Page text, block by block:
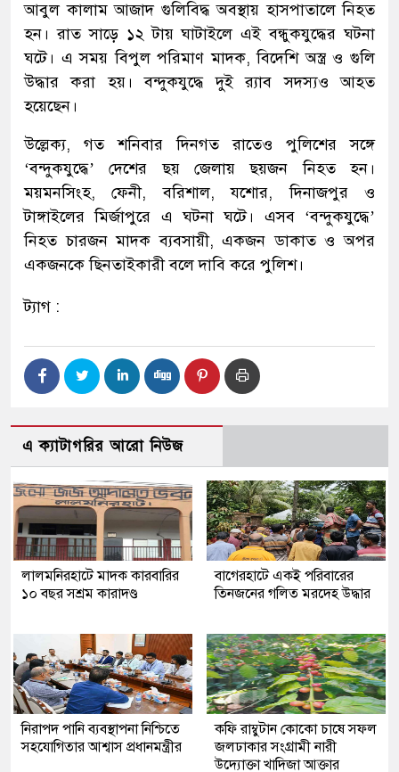
আবুল কালাম আজাদ গুলিবিদ্ধ অবস্থায় হাসপাতালে নিহত
হন। রাত সাড়ে ১২ টায় ঘাটাইলে এই বন্ধুকযুদ্ধের ঘটনা
ঘটে। এ সময় বিপুল পরিমাণ মাদক, বিদেশি অস্ত্র ও গুলি
উদ্ধার করা হয়। বন্দুকযুদ্ধে দুই র‌্যাব সদস্যও আহত
হয়েছেন।
উল্লেক্য, গত শনিবার দিনগত রাতেও পুলিশের সঙ্গে
‘বন্দুকযুদ্ধে’ দেশের ছয় জেলায় ছয়জন নিহত হন।
ময়মনসিংহ, ফেনী, বরিশাল, যশোর, দিনাজপুর ও
টাঙ্গাইলের মির্জাপুরে এ ঘটনা ঘটে। এসব ‘বন্দুকযুদ্ধে’
নিহত চারজন মাদক ব্যবসায়ী, একজন ডাকাত ও অপর
একজনকে ছিনতাইকারী বলে দাবি করে পুলিশ।
ট্যাগ :
এ ক্যাটাগরির আরো নিউজ
লালমনিরহাটে মাদক কারবারির
১০ বছর সশ্রম কারাদণ্ড
‎বাগেরহাটে একই পরিবারের
তিনজনের গলিত মরদেহ উদ্ধার
নিরাপদ পানি ব্যবস্থাপনা নিশ্চিতে
সহযোগিতার আশ্বাস প্রধানমন্ত্রীর
কফি রাম্বুটান কোকো চাষে সফল
জলঢাকার সংগ্রামী নারী
উদ্যোক্তা খাদিজা আক্তার